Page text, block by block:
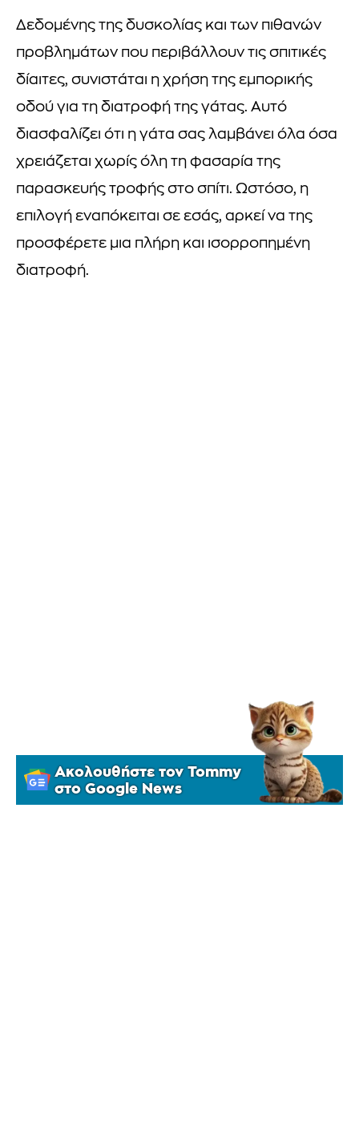
Δεδομένης της δυσκολίας και των πιθανών
προβλημάτων που περιβάλλουν τις σπιτικές
δίαιτες, συνιστάται η χρήση της εμπορικής
οδού για τη διατροφή της γάτας. Αυτό
διασφαλίζει ότι η γάτα σας λαμβάνει όλα όσα
χρειάζεται χωρίς όλη τη φασαρία της
παρασκευής τροφής στο σπίτι. Ωστόσο, η
επιλογή εναπόκειται σε εσάς, αρκεί να της
προσφέρετε μια πλήρη και ισορροπημένη
διατροφή.
Ακολουθήστε τον Tommy
στο Google News